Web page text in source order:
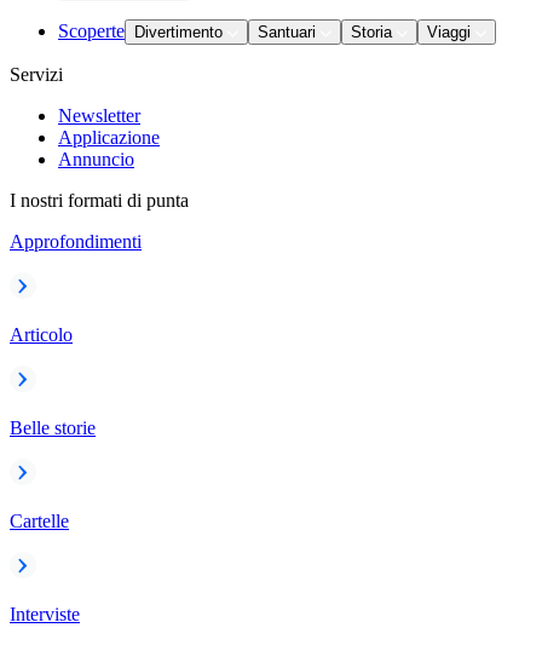
Scoperte Divertimento Santuari Storia Viaggi
Servizi
Newsletter
Applicazione
Annuncio
I nostri formati di punta
Approfondimenti
Articolo
Belle storie
Cartelle
Interviste